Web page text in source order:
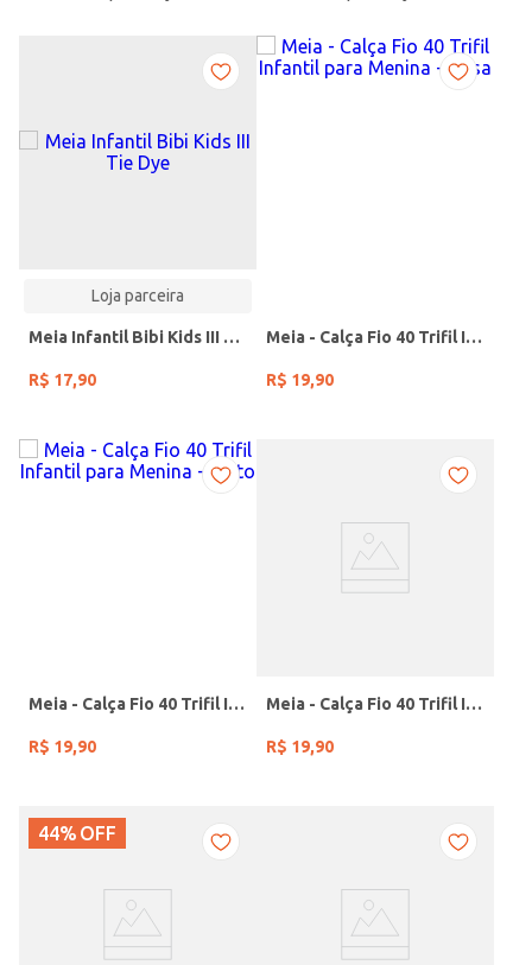
Loja parceira
Meia Infantil Bibi Kids III Tie Dye
R$ 17,90
Meia - Calça Fio 40 Trifil Infantil para Menina - Rosa
R$ 19,90
Meia - Calça Fio 40 Trifil Infantil para Menina - Preto
R$ 19,90
Meia - Calça Fio 40 Trifil Infantil para Menina - Branco
R$ 19,90
44% OFF